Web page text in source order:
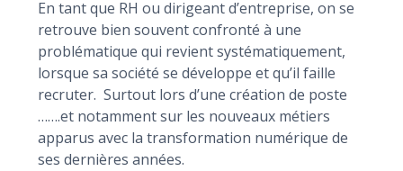
En tant que RH ou dirigeant d’entreprise, on se
retrouve bien souvent confronté à une
problématique qui revient systématiquement,
lorsque sa société se développe et qu’il faille
recruter. Surtout lors d’une création de poste
…….et notamment sur les nouveaux métiers
apparus avec la transformation numérique de
ses dernières années.